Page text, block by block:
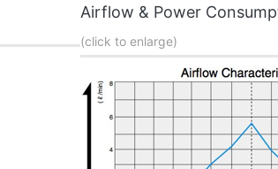
Airflow & Power
(click to enlarge)